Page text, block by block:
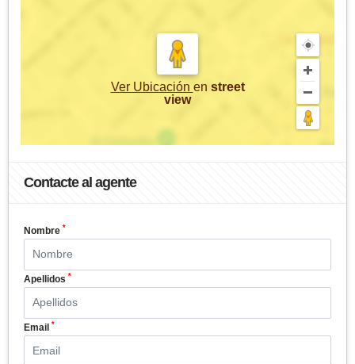
Ver Ubicación en street
view
Contacte al agente
Nombre *
Apellidos *
Email *